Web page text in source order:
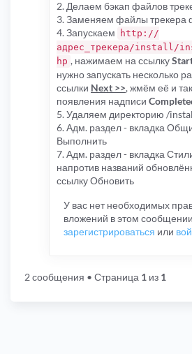
2. Делаем бэкап файлов
3. Заменяем файлы трекера
4. Запускаем
http://
адрес_трекера/install/
hp , нажимаем на ссылку
нужно запускать несколько
ссылки Next >>, жмём её и
появления надписи
5. Удаляем директорию /
6. Адм. раздел - вкладка
Выполнить
7. Адм. раздел - вкладка
напротив названий
ссылку Обновить
У вас нет необходимых
вложений в этом
зарегистрироваться или
2 сообщения • Страница 1 из 1